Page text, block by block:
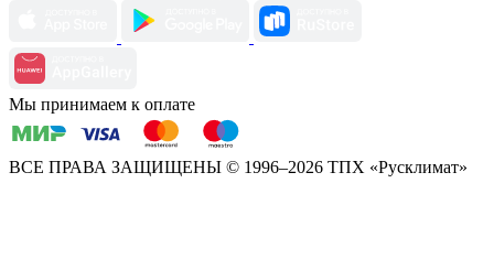
Мы принимаем к оплате
ВСЕ ПРАВА ЗАЩИЩЕНЫ © 1996–2026 ТПХ «Русклимат»